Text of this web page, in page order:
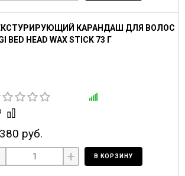
КАРАНДАШ ДЛЯ ВОЛОС
BED HEAD WAX STICK 73 Г
руб.
+ В КОРЗИНУ